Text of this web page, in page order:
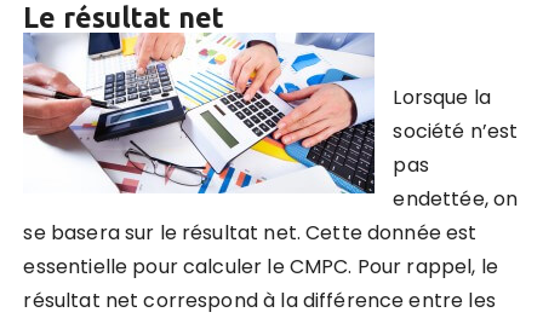
Le résultat net
Lorsque la
société n’est
pas
endettée, on
se basera sur le résultat net. Cette donnée est
essentielle pour calculer le CMPC. Pour rappel, le
résultat net correspond à la différence entre les